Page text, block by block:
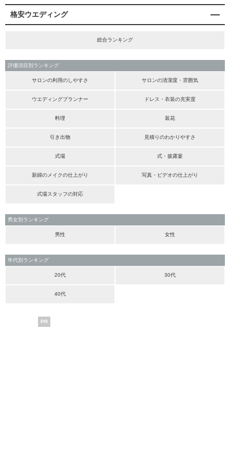
格安ウエディング
総合ランキング
評価項目別ランキング
サロンの利用のしやすさ サロンの清潔度・雰囲気
ウエディングプランナー ドレス・衣装の充実度
料理 装花
引き出物 見積りのわかりやすさ
式場 式・披露宴
新婦のメイクの仕上がり 写真・ビデオの仕上がり
式場スタッフの対応
男女別ランキング
男性 女性
年代別ランキング
20代 30代
40代
PR